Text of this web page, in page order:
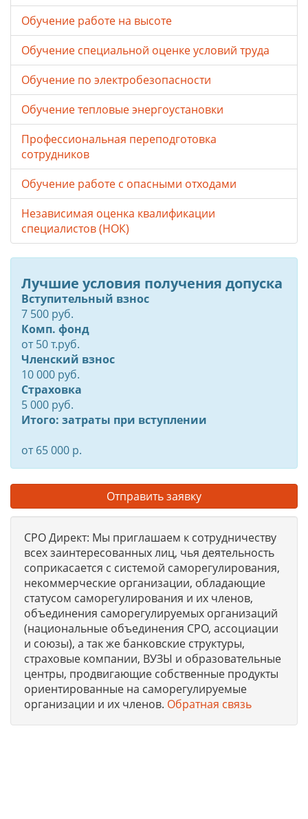
Обучение работе на высоте
Обучение специальной оценке условий труда
Обучение по электробезопасности
Обучение тепловые энергоустановки
Профессиональная переподготовка
сотрудников
Обучение работе с опасными отходами
Независимая оценка квалификации
специалистов (НОК)
Лучшие условия получения допуска
Вступительный взнос
7 500 руб.
Комп. фонд
от50т.руб.
Членский взнос
10 000 руб.
Страховка
5 000 руб.
Итого: затраты при вступлении
от 65 000 р.
Отправить заявку
СРО Директ: Мы приглашаем к сотрудничеству
всех заинтересованных лиц, чья деятельность
соприкасается с системой саморегулирования,
некоммерческие организации, обладающие
статусом саморегулирования и их членов,
объединения саморегулируемых организаций
(национальные объединения СРО, ассоциации
и союзы), а так же банковские структуры,
страховые компании, ВУЗЫ и образовательные
центры, продвигающие собственные продукты
ориентированные на саморегулируемые
организации и их членов. Обратная связь